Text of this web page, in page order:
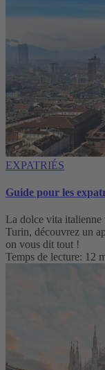
EXPATRIÉS
Guide pour les
La dolce vita italienne
Turin, découvrez un
on vous dit tout !
Temps de lecture: 12